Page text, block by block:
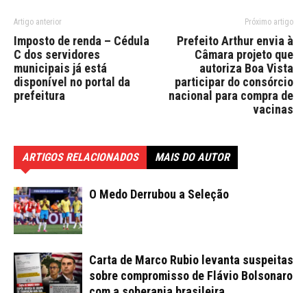
Artigo anterior
Imposto de renda – Cédula
C dos servidores
municipais já está
disponível no portal da
prefeitura
Próximo artigo
Prefeito Arthur envia à
Câmara projeto que
autoriza Boa Vista
participar do consórcio
nacional para compra de
vacinas
ARTIGOS RELACIONADOS MAIS DO AUTOR
O Medo Derrubou a Seleção
Carta de Marco Rubio levanta suspeitas
sobre compromisso de Flávio Bolsonaro